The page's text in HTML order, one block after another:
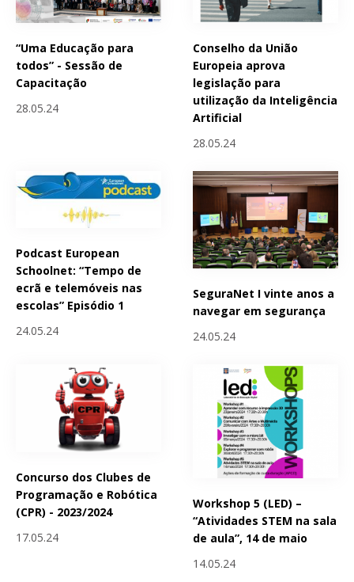
“Uma Educação para
todos” - Sessão de
Capacitação
28.05.24
Conselho da União
Europeia aprova
legislação para
utilização da Inteligência
Artificial
28.05.24
Podcast European
Schoolnet: “Tempo de
ecrã e telemóveis nas
escolas” Episódio 1
24.05.24
SeguraNet I vinte anos a
navegar em segurança
24.05.24
Concurso dos Clubes de
Programação e Robótica
(CPR) - 2023/2024
17.05.24
Workshop 5 (LED) –
“Atividades STEM na sala
de aula”, 14 de maio
14.05.24